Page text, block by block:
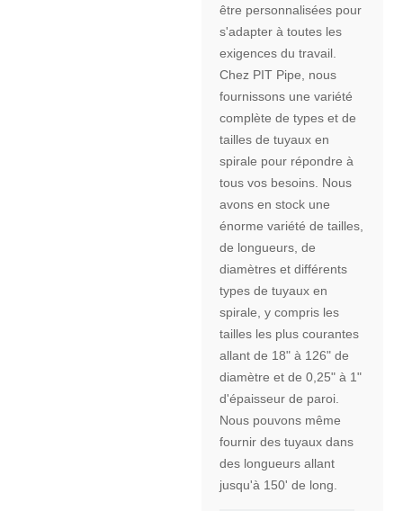
être personnalisées pour
s'adapter à toutes les
exigences du travail.
Chez PIT Pipe, nous
fournissons une variété
complète de types et de
tailles de tuyaux en
spirale pour répondre à
tous vos besoins. Nous
avons en stock une
énorme variété de tailles,
de longueurs, de
diamètres et différents
types de tuyaux en
spirale, y compris les
tailles les plus courantes
allant de 18" à 126" de
diamètre et de 0,25" à 1"
d'épaisseur de paroi.
Nous pouvons même
fournir des tuyaux dans
des longueurs allant
jusqu'à 150' de long.